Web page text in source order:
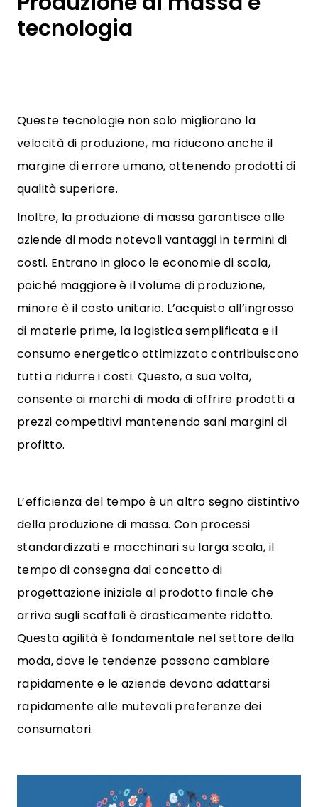
tecnologia
Queste tecnologie non solo migliorano la
velocità di produzione, ma riducono anche il
margine di errore umano, ottenendo prodotti di
qualità superiore.
Inoltre, la produzione di massa garantisce alle
aziende di moda notevoli vantaggi in termini di
costi. Entrano in gioco le economie di scala,
poiché maggiore è il volume di produzione,
minore è il costo unitario. L’acquisto all’ingrosso
di materie prime, la logistica semplificata e il
consumo energetico ottimizzato contribuiscono
tutti a ridurre i costi. Questo, a sua volta,
consente ai marchi di moda di offrire prodotti a
prezzi competitivi mantenendo sani margini di
profitto.
L’efficienza del tempo è un altro segno distintivo
della produzione di massa. Con processi
standardizzati e macchinari su larga scala, il
tempo di consegna dal concetto di
progettazione iniziale al prodotto finale che
arriva sugli scaffali è drasticamente ridotto.
Questa agilità è fondamentale nel settore della
moda, dove le tendenze possono cambiare
rapidamente e le aziende devono adattarsi
rapidamente alle mutevoli preferenze dei
consumatori.